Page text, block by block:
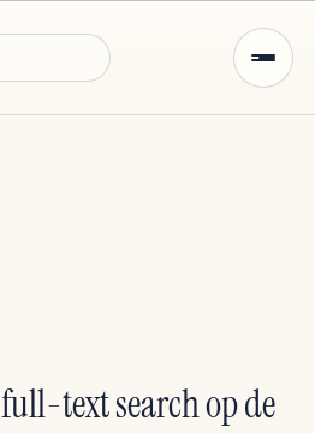
text search op de